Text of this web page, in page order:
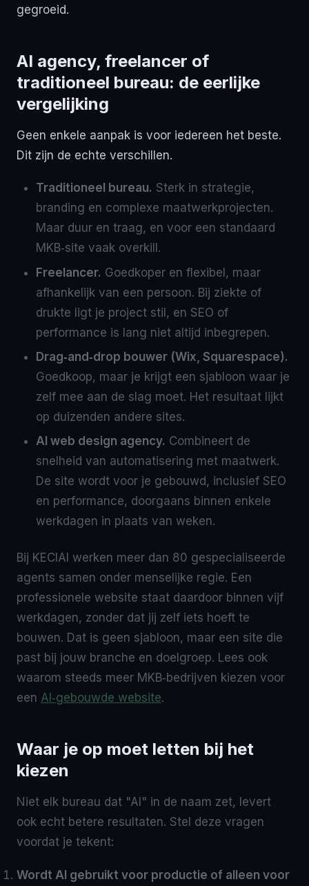
gegroeid.
AI agency, freelancer of
traditioneel bureau: de eerlijke
vergelijking
Geen enkele aanpak is voor iedereen het beste.
Dit zijn de echte verschillen.
Traditioneel bureau. Sterk in strategie,
branding en complexe maatwerkprojecten.
Maar duur en traag, en voor een standaard
MKB‑site vaak overkill.
Freelancer. Goedkoper en flexibel, maar
afhankelijk van een persoon. Bij ziekte of
drukte ligt je project stil, en SEO of
performance is lang niet altijd inbegrepen.
Drag‑and‑drop bouwer (Wix, Squarespace).
Goedkoop, maar je krijgt een sjabloon waar je
zelf mee aan de slag moet. Het resultaat lijkt
op duizenden andere sites.
AI web design agency. Combineert de
snelheid van automatisering met maatwerk.
De site wordt voor je gebouwd, inclusief SEO
en performance, doorgaans binnen enkele
werkdagen in plaats van weken.
Bij KECIAI werken meer dan 80 gespecialiseerde
agents samen onder menselijke regie. Een
professionele website staat daardoor binnen vijf
werkdagen, zonder dat jij zelf iets hoeft te
bouwen. Dat is geen sjabloon, maar een site die
past bij jouw branche en doelgroep. Lees ook
waarom steeds meer MKB‑bedrijven kiezen voor
een AI‑gebouwde website.
Waar je op moet letten bij het
kiezen
Niet elk bureau dat "AI" in de naam zet, levert
ook echt betere resultaten. Stel deze vragen
voordat je tekent:
Wordt AI gebruikt voor productie of alleen voor